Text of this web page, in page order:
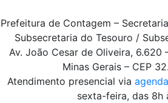
Prefeitura de Contagem –
Subsecretaria do Tesouro /
Av. João Cesar de Oliveira, 6.620
Minas Gerais – CEP
Atendimento presencial via
sexta-feira, das 8h